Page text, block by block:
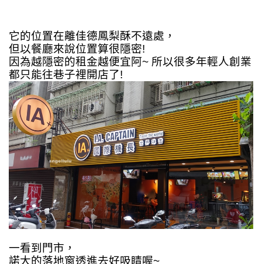
它的位置在離佳德鳳梨酥不遠處，
但以餐廳來說位置算很隱密!
因為越隱密的租金越便宜阿~ 所以很多年輕人創業
都只能往巷子裡開店了!
一看到門市，
諾大的落地窗透進去好吸睛喔~